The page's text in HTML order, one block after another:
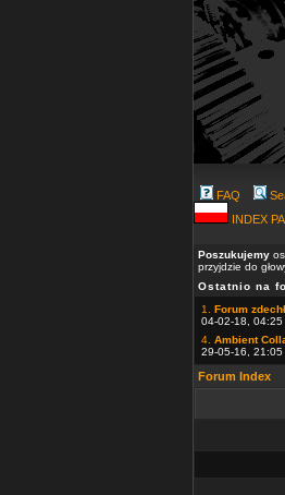
FAQ
INDEX
Poszukujemy
przyjdzie do
Ostatnio na
1. Forum
04-02-18, 04:25
4. Ambient
29-05-16, 21:05
Forum Index